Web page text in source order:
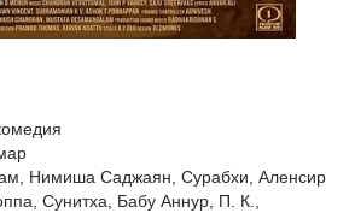
Нимиша Саджаян, Сурабхи, Аленсир
Сунитха, Бабу Аннур, П. К.,